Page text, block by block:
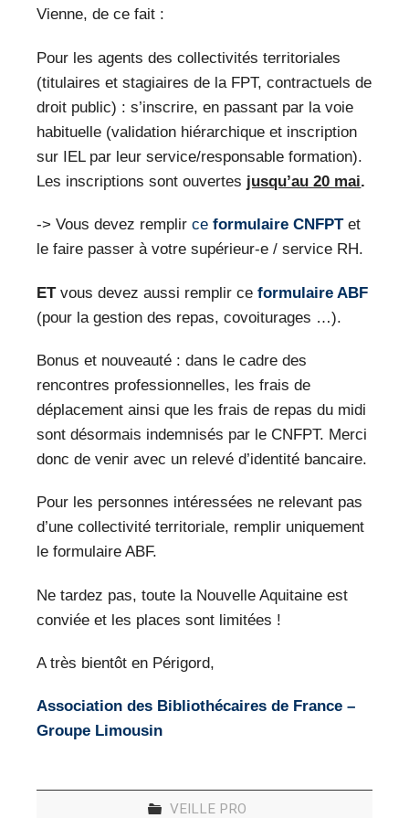
Vienne, de ce fait :
Pour les agents des collectivités territoriales
(titulaires et stagiaires de la FPT, contractuels de
droit public) : s’inscrire, en passant par la voie
habituelle (validation hiérarchique et inscription
sur IEL par leur service/responsable formation).
Les inscriptions sont ouvertes jusqu’au 20 mai.
-> Vous devez remplirceformulaire CNFPT et
le faire passer à votre supérieur-e / service RH.
ETvous devez aussi remplir ceformulaire ABF
(pour la gestion des repas, covoiturages …).
Bonus et nouveauté : dans le cadre des
rencontres professionnelles, les frais de
déplacement ainsi que les frais de repas du midi
sont désormais indemnisés par le CNFPT. Merci
donc de venir avec un relevé d’identité bancaire.
Pour les personnes intéressées ne relevant pas
d’une collectivité territoriale, remplir uniquement
le formulaire ABF.
Ne tardez pas, toute la Nouvelle Aquitaine est
conviée et les places sont limitées !
A très bientôt en Périgord,
Association des Bibliothécaires de France –
Groupe Limousin
VEILLE PRO